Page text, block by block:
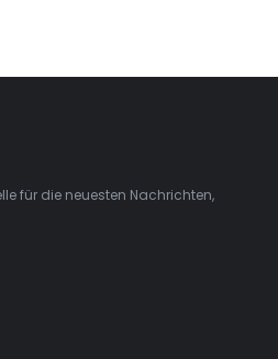
für die neuesten Nachrichten,